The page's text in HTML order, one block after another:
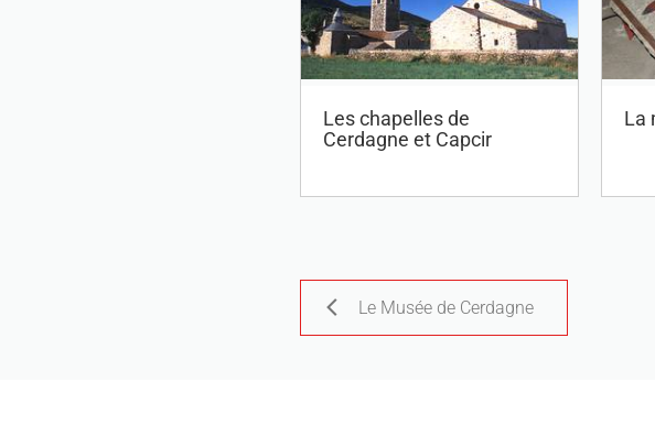
Les chapelles de
Cerdagne et Capcir
La
Le Musée de Cerdagne